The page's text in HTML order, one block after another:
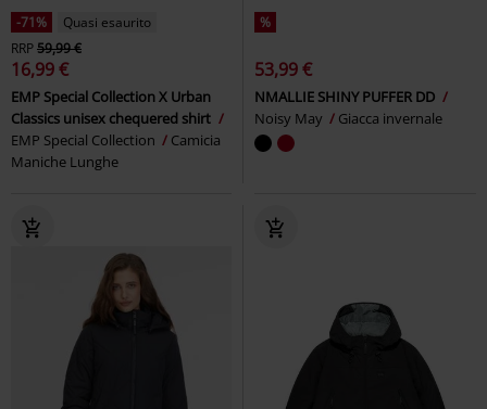
-71%
Quasi esaurito
RRP59,99 €
16,99 €
EMP Special Collection X Urban
Classics unisex chequered shirt
EMP Special Collection
Camicia
Maniche Lunghe
%
53,99 €
NMALLIE SHINY PUFFER DD
Noisy May
Giacca invernale